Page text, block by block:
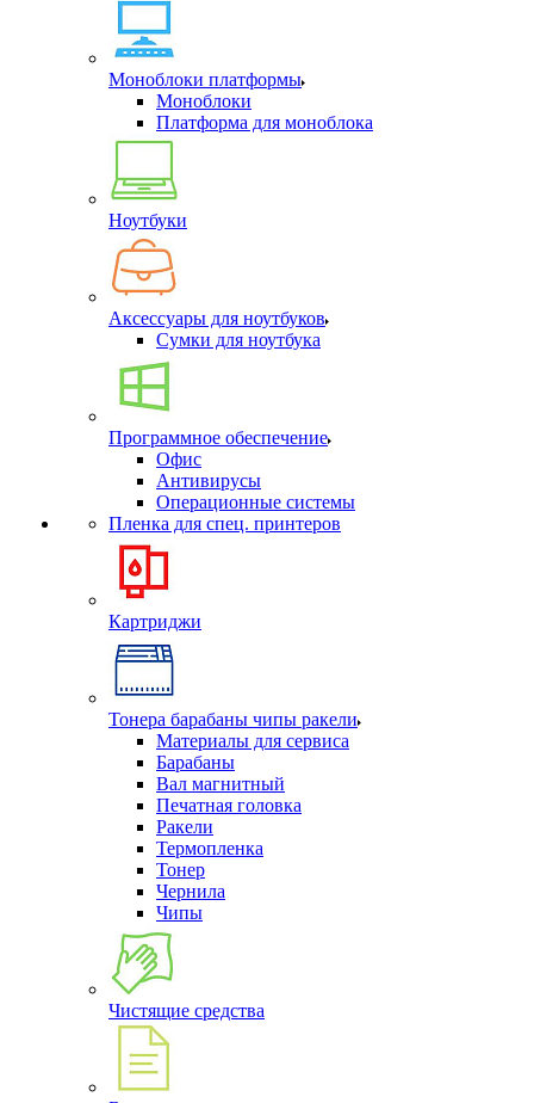
Моноблоки платформы
Моноблоки
Платформа для моноблока
Ноутбуки
Аксессуары для ноутбуков
Сумки для ноутбука
Программное обеспечение
Офис
Антивирусы
Операционные системы
Пленка для спец. принтеров
Картриджи
Тонера барабаны чипы ракели
Материалы для сервиса
Барабаны
Вал магнитный
Печатная головка
Ракели
Термопленка
Тонер
Чернила
Чипы
Чистящие средства